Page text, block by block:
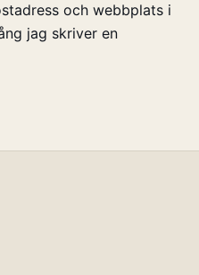
och webbplats i
jag skriver en